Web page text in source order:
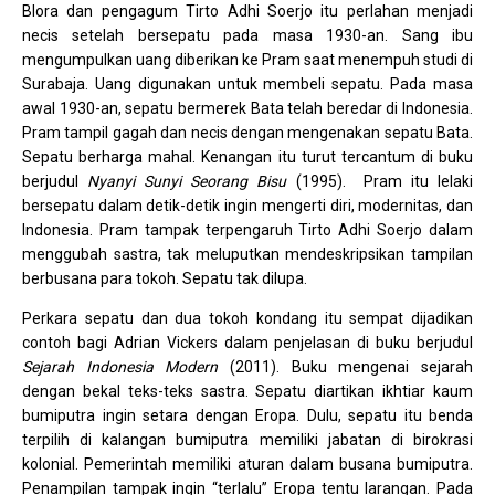
Blora dan pengagum Tirto Adhi Soerjo itu perlahan menjadi
necis setelah bersepatu pada masa 1930-an. Sang ibu
mengumpulkan uang diberikan ke Pram saat menempuh studi di
Surabaja. Uang digunakan untuk membeli sepatu. Pada masa
awal 1930-an, sepatu bermerek Bata telah beredar di Indonesia.
Pram tampil gagah dan necis dengan mengenakan sepatu Bata.
Sepatu berharga mahal. Kenangan itu turut tercantum di buku
berjudul Nyanyi Sunyi Seorang Bisu(1995). Pram itu lelaki
bersepatu dalam detik-detik ingin mengerti diri, modernitas, dan
Indonesia. Pram tampak terpengaruh Tirto Adhi Soerjo dalam
menggubah sastra, tak meluputkan mendeskripsikan tampilan
berbusana para tokoh. Sepatu tak dilupa.
Perkara sepatu dan dua tokoh kondang itu sempat dijadikan
contoh bagi Adrian Vickers dalam penjelasan di buku berjudul
Sejarah Indonesia Modern (2011). Buku mengenai sejarah
dengan bekal teks-teks sastra. Sepatu diartikan ikhtiar kaum
bumiputra ingin setara dengan Eropa. Dulu, sepatu itu benda
terpilih di kalangan bumiputra memiliki jabatan di birokrasi
kolonial. Pemerintah memiliki aturan dalam busana bumiputra.
Penampilan tampak ingin “terlalu” Eropa tentu larangan. Pada